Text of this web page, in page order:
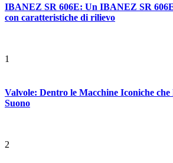
IBANEZ SR 606E: Un IBANEZ SR
con caratteristiche di rilievo
1
Valvole: Dentro le Macchine Iconiche
Suono
2